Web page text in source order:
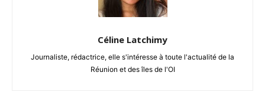
Céline Latchimy
Journaliste, rédactrice, elle s'intéresse à toute l'actualité de la
Réunion et des îles de l'OI